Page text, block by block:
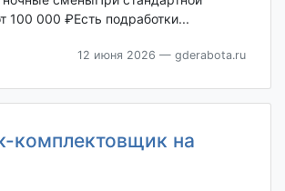
100 000 ₽Есть подработки...
12 июня 2026 — gderabota.ru
комплектовщик на